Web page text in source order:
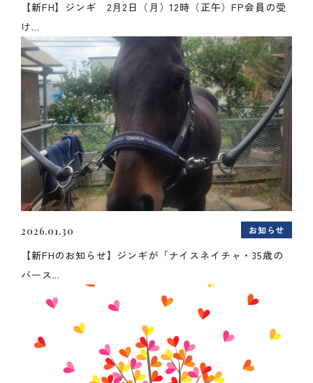
【新FH】ジンギ 2月2日（月）12時（正午）FP会員の受
け...
2026.01.30 お知らせ
【新FHのお知らせ】ジンギが「ナイスネイチャ・35歳の
バース...